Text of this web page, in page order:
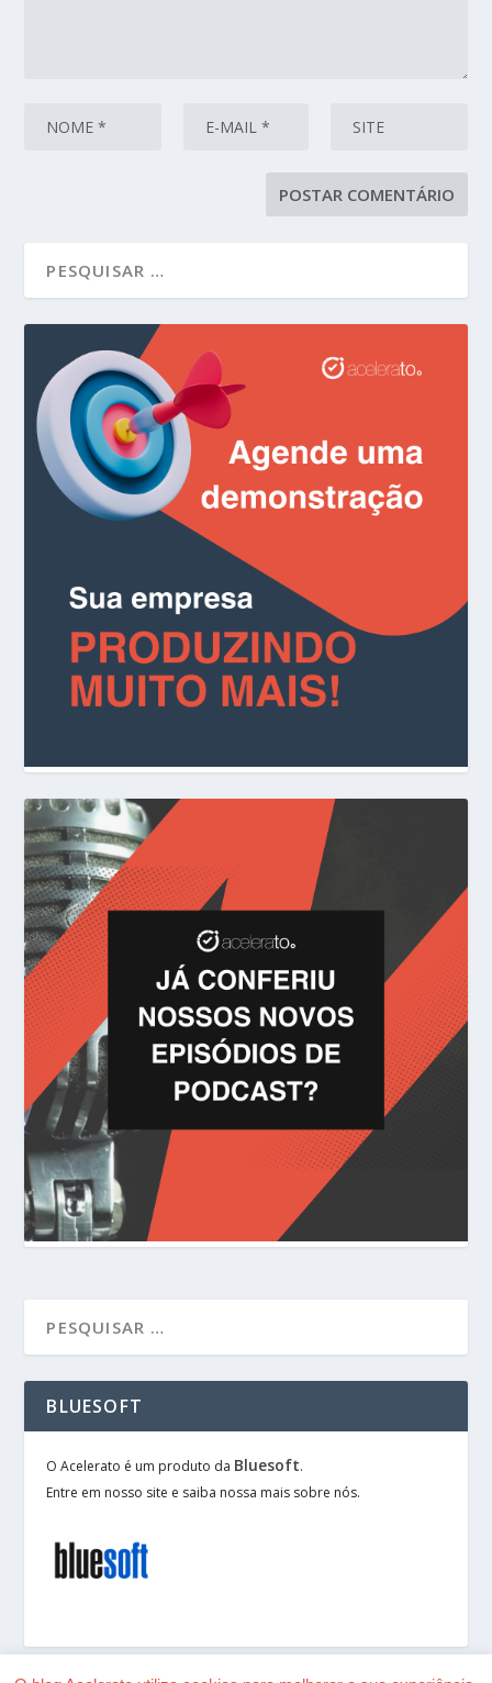
BLUESOFT
O Acelerato é um produto da Bluesoft.
Entre em nosso site e saiba nossa mais sobre nós.